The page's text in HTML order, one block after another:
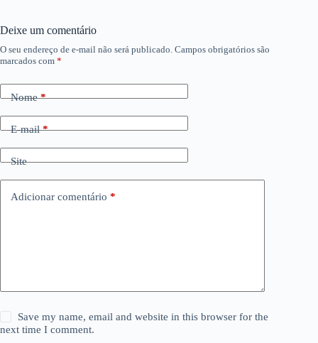
Deixe um comentário
O seu endereço de e-mail não será publicado. Campos obrigatórios são
marcados com *
Nome*
E-mail*
Site
Adicionar comentário *
Save my name, email and website in this browser for the
next time I comment.